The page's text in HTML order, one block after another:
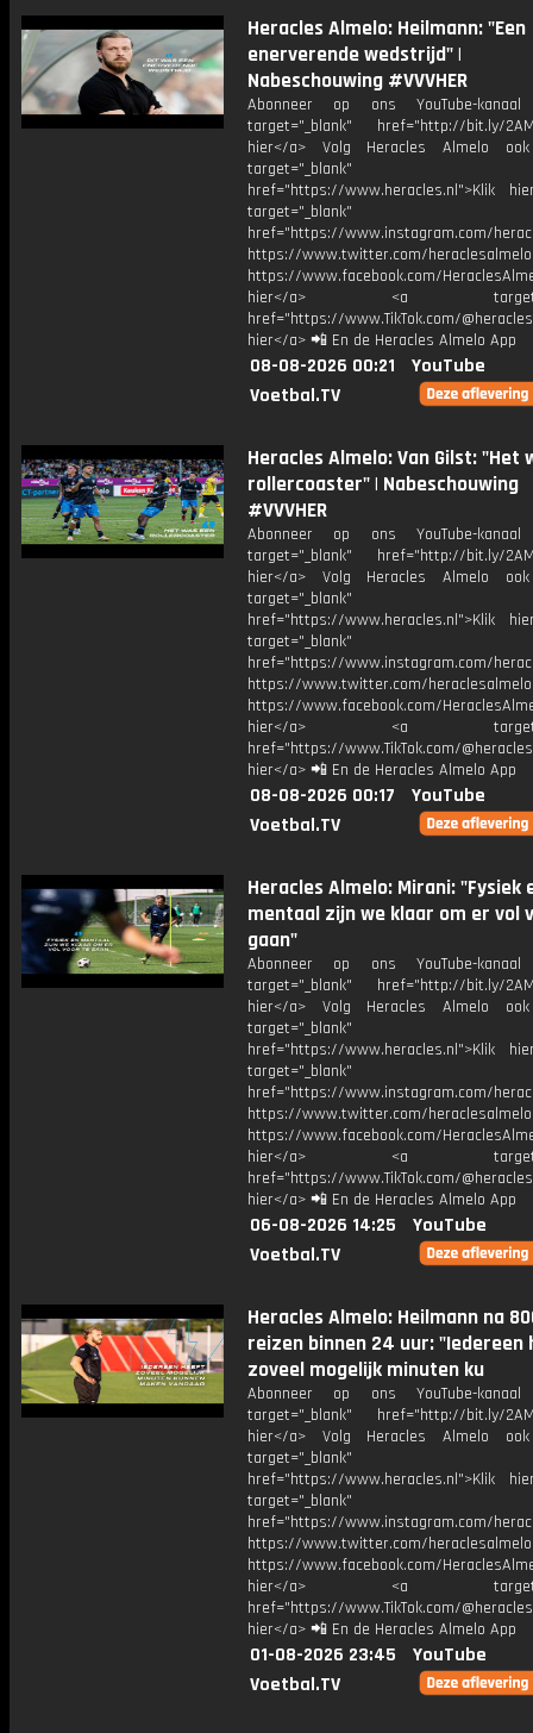
Heracles Almelo: Heilmann: "Een
enerverende wedstrijd" |
Nabeschouwing #VVVHER
Abonneer op ons YouTube-
target="_blank" href="http://bit.ly/
hier</a> Volg Heracles Almelo
target="_blank"
href="https://www.heracles.nl">Klik
target="_blank"
href="https://www.instagram.com/
https://www.twitter.com/heraclesalmelo
https://www.facebook.com/
hier</a> <a
href="https://www.TikTok.com/
hier</a> 📲 En de Heracles Almelo App
08-08-2026 00:21
YouTube
Voetbal.TV
Heracles Almelo: Van Gilst: "Het
rollercoaster" | Nabeschouwing
#VVVHER
Abonneer op ons YouTube-
target="_blank" href="http://bit.ly/
hier</a> Volg Heracles Almelo
target="_blank"
href="https://www.heracles.nl">Klik
target="_blank"
href="https://www.instagram.com/
https://www.twitter.com/heraclesalmelo
https://www.facebook.com/
hier</a> <a
href="https://www.TikTok.com/
hier</a> 📲 En de Heracles Almelo App
08-08-2026 00:17
YouTube
Voetbal.TV
Heracles Almelo: Mirani: "Fysiek
mentaal zijn we klaar om er vol
gaan"
Abonneer op ons YouTube-
target="_blank" href="http://bit.ly/
hier</a> Volg Heracles Almelo
target="_blank"
href="https://www.heracles.nl">Klik
target="_blank"
href="https://www.instagram.com/
https://www.twitter.com/heraclesalmelo
https://www.facebook.com/
hier</a> <a
href="https://www.TikTok.com/
hier</a> 📲 En de Heracles Almelo App
06-08-2026 14:25
YouTube
Voetbal.TV
Heracles Almelo: Heilmann na
reizen binnen 24 uur:
zoveel mogelijk minuten ku
Abonneer op ons YouTube-
target="_blank" href="http://bit.ly/
hier</a> Volg Heracles Almelo
target="_blank"
href="https://www.heracles.nl">Klik
target="_blank"
href="https://www.instagram.com/
https://www.twitter.com/heraclesalmelo
https://www.facebook.com/
hier</a> <a
href="https://www.TikTok.com/
hier</a> 📲 En de Heracles Almelo App
01-08-2026 23:45
YouTube
Voetbal.TV